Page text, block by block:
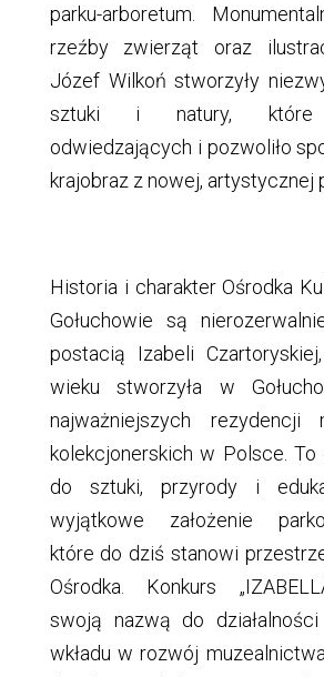
parku-arboretum.
rzeźby zwierząt oraz
Józef Wilkoń stworzyły
sztuki i natury, które
odwiedzających i pozwoliło
krajobraz z nowej, artystycznej
Historia i charakter Ośrodka
Gołuchowie są
postacią Izabeli
wieku stworzyła w
najważniejszych rezydencji
kolekcjonerskich w Polsce. To
do sztuki, przyrody i
wyjątkowe założenie
które do dziś stanowi
Ośrodka. Konkurs
swoją nazwą do
wkładu w rozwój